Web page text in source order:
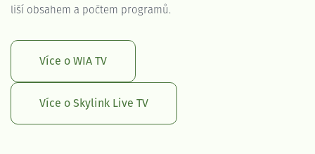
liší obsahem a počtem programů.
Více o WIA TV
Více o Skylink Live TV